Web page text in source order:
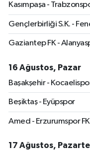
Kasımpaşa -
Gençlerbirliği S.K. -
Gaziantep FK -
16 Ağustos, Pazar
Başakşehir -
Beşiktaş - Eyüpspor
Amed - Erzurumspor FK
17 Ağustos,